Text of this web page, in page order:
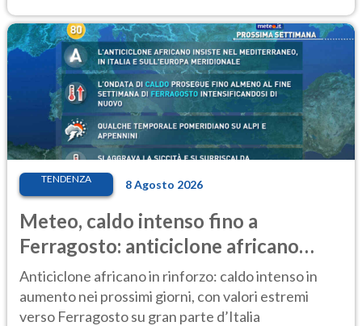
TENDENZA 8 Agosto 2026
Meteo, caldo intenso fino a
Ferragosto: anticiclone africano
ancora protagonista
Anticiclone africano in rinforzo: caldo intenso in
aumento nei prossimi giorni, con valori estremi
verso Ferragosto su gran parte d’Italia